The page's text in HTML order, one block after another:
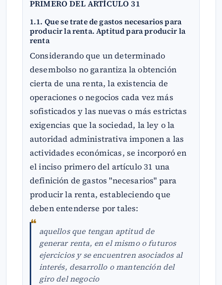
PRIMERO DEL ARTÍCULO 31
1.1. Que se trate de gastos necesarios para
producir la renta. Aptitud para producir la
renta
Considerando que un determinado
desembolso no garantiza la obtención
cierta de una renta, la existencia de
operaciones o negocios cada vez más
sofisticados y las nuevas o más estrictas
exigencias que la sociedad, la ley o la
autoridad administrativa imponen a las
actividades económicas, se incorporó en
el inciso primero del artículo 31 una
definición de gastos "necesarios" para
producir la renta, estableciendo que
deben entenderse por tales:
aquellos que tengan aptitud de
generar renta, en el mismo o futuros
ejercicios y se encuentren asociados al
interés, desarrollo o mantención del
giro del negocio